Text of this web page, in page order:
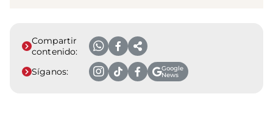
Compartir
contenido:
Síganos:
Google
News